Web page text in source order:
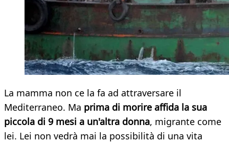
La mamma non ce la fa ad attraversare il
Mediterraneo. Ma prima di morire affida la sua
piccola di 9 mesi a un'altra donna, migrante come
lei. Lei non vedrà mai la possibilità di una vita